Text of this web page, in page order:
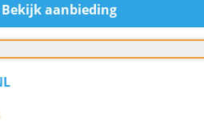
Bekijk aanbieding